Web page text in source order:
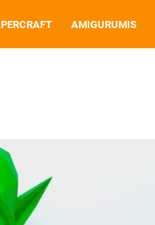
AMIGURUMIS